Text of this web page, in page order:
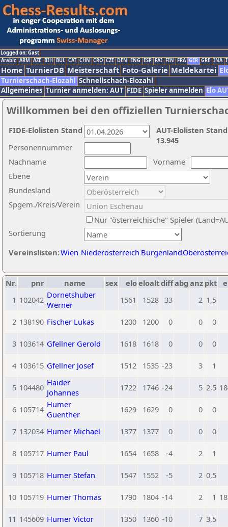
Logged on: Gast
Arabic ARM AZE BIH BUL CAT CHN CRO CZE DEN ENG ESP FAI FIN FRA GER GRE INA
Home TurnierDB Meisterschaft Foto-Galerie Meldekartei
Turnierschach-Elozahl Schnellschach-Elozahl
Allgemeines Turnier anmelden: AUT FIDE Spieler anmelden Elo
Willkommen bei den offiziellen
Nachname
Vorname
Ebene
Sortierung
Personennummer
Bundesland
Spgem./Kreis/Verein
Nur "österreichische" Spieler
Vereinslisten:Wien Niederösterreich Burgenland
AUT-Elolisten
13.945
FIDE-Elolisten Stand
Nr. pnr name sex eloeloaltdiffabg anz pkt
1 102042 Dornetshuber
Werner
1561 1528 33 2 1,5
2 138190 Fischer Lukas 1200 1200 0 0 0
3 103614 Gfellner Gerold 1618 1618 0 0 0
4 103615 Gfellner Josef 1512 1535 -23 3 1
5 104480 Haider
Johannes
1722 1746 -24 5 2,5
6 105714 Humer
Guenther
1629 1629 0 0 0
7 132034 Humer Michael 1377 1377 0 0 0
8 105717 Humer Paul 1654 1658 -4 2 1
9 105718 Humer Stefan 1547 1552 -5 2 0,5
10 105719 Humer Thomas 1790 1804 -14 2 1
11 145609 Humer Victor 1350 1360 -10 7 3,5